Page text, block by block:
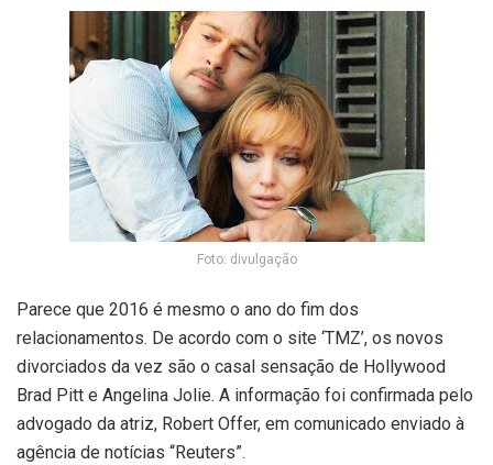
Foto: divulgação
Parece que 2016 é mesmo o ano do fim dos
relacionamentos. De acordo com o site ‘TMZ’, os novos
divorciados da vez são o casal sensação de Hollywood
Brad Pitt e Angelina Jolie. A informação foi confirmada pelo
advogado da atriz, Robert Offer, em comunicado enviado à
agência de notícias “Reuters”.